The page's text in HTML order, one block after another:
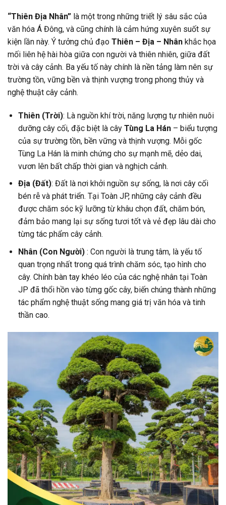
“Thiên Địa Nhân” là một trong những triết lý sâu sắc của
văn hóa Á Đông, và cũng chính là cảm hứng xuyên suốt sự
kiện lần này. Ý tưởng chủ đạo Thiên – Địa – Nhân khắc họa
mối liên hệ hài hòa giữa con người và thiên nhiên, giữa đất
trời và cây cảnh. Ba yếu tố này chính là nền tảng làm nên sự
trường tồn, vững bền và thịnh vượng trong phong thủy và
nghệ thuật cây cảnh.
Thiên (Trời): Là nguồn khí trời, năng lượng tự nhiên nuôi
dưỡng cây cối, đặc biệt là cây Tùng La Hán– biểu tượng
của sự trường tồn, bền vững và thịnh vượng. Mỗi gốc
Tùng La Hán là minh chứng cho sự mạnh mẽ, dẻo dai,
vươn lên bất chấp thời gian và nghịch cảnh.
Địa (Đất): Đất là nơi khởi nguồn sự sống, là nơi cây cối
bén rễ và phát triển. Tại Toàn JP, những cây cảnh đều
được chăm sóc kỹ lưỡng từ khâu chọn đất, chăm bón,
đảm bảo mang lại sự sống tươi tốt và vẻ đẹp lâu dài cho
từng tác phẩm cây cảnh.
Nhân (Con Người): Con người là trung tâm, là yếu tố
quan trọng nhất trong quá trình chăm sóc, tạo hình cho
cây. Chính bàn tay khéo léo của các nghệ nhân tại Toàn
JP đã thổi hồn vào từng gốc cây, biến chúng thành những
tác phẩm nghệ thuật sống mang giá trị văn hóa và tinh
thần cao.